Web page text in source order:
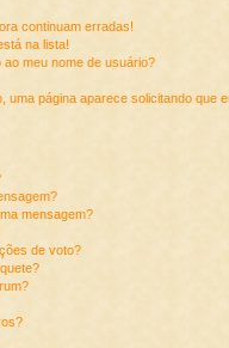
continuam erradas!
na lista!
meu nome de usuário?
uma página aparece solicitando que
mensagem?
de voto?